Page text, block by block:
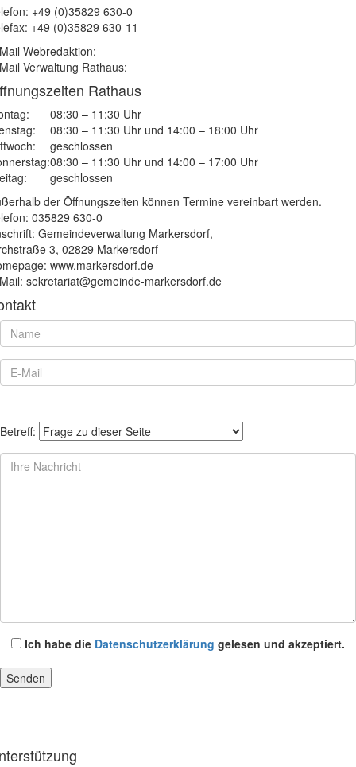
+49 (0)35829 630-0
+49 (0)35829 630-11
Webredaktion:
Verwaltung Rathaus:
Rathaus
08:30 – 11:30 Uhr
08:30 – 11:30 Uhr und 14:00 – 18:00 Uhr
geschlossen
08:30 – 11:30 Uhr und 14:00 – 17:00 Uhr
geschlossen
der Öffnungszeiten können Termine vereinbart werden.
035829 630-0
Gemeindeverwaltung Markersdorf,
3, 02829 Markersdorf
www.markersdorf.de
sekretariat@gemeinde-markersdorf.de
Betreff:
Ich habe die Datenschutzerklärung gelesen und akzeptiert.